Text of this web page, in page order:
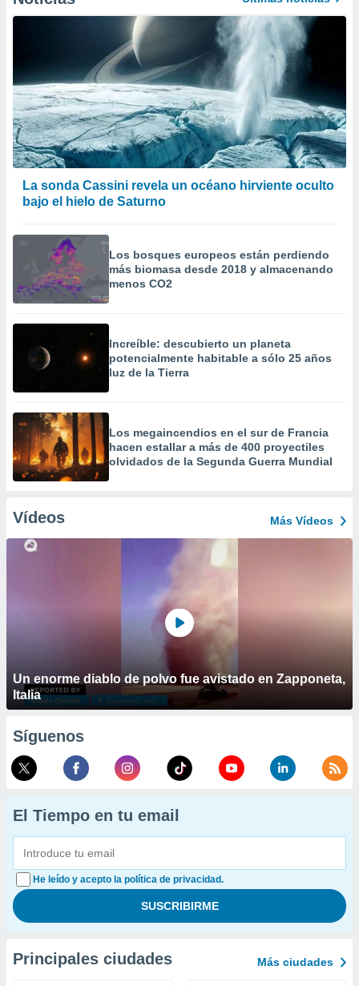
La sonda Cassini revela un océano hirviente oculto
bajo el hielo de Saturno
Los bosques europeos están perdiendo
más biomasa desde 2018 y almacenando
menos CO2
Increíble: descubierto un planeta
potencialmente habitable a sólo 25 años
luz de la Tierra
Los megaincendios en el sur de Francia
hacen estallar a más de 400 proyectiles
olvidados de la Segunda Guerra Mundial
Vídeos Más Vídeos
Un enorme diablo de polvo fue avistado en Zapponeta,
Italia
Síguenos
El Tiempo en tu email
He leído y acepto la política de privacidad.
Principales ciudades Más ciudades